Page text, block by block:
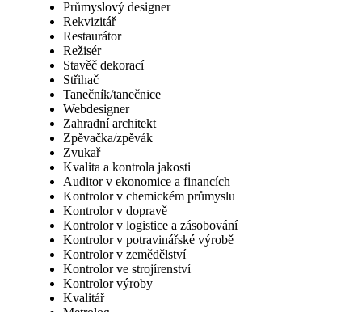
Průmyslový designer
Rekvizitář
Restaurátor
Režisér
Stavěč dekorací
Střihač
Tanečník/tanečnice
Webdesigner
Zahradní architekt
Zpěvačka/zpěvák
Zvukař
Kvalita a kontrola jakosti
Auditor v ekonomice a financích
Kontrolor v chemickém průmyslu
Kontrolor v dopravě
Kontrolor v logistice a zásobování
Kontrolor v potravinářské výrobě
Kontrolor v zemědělství
Kontrolor ve strojírenství
Kontrolor výroby
Kvalitář